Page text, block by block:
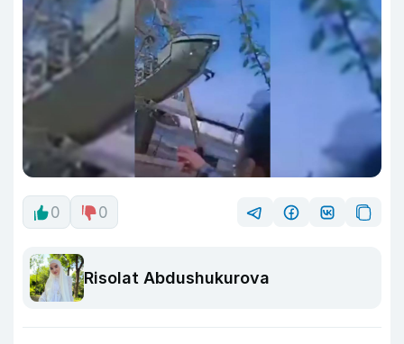
0 0
Risolat Abdushukurova